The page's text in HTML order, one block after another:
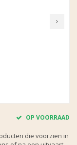
OP VOORRAAD
die voorzien in